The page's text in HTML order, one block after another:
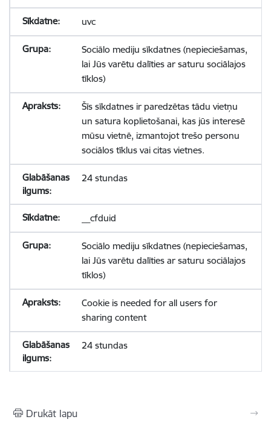
uvc
Sociālo mediju sīkdatnes (nepieciešamas,
lai Jūs varētu dalīties ar saturu sociālajos
tīklos)
Šīs sīkdatnes ir paredzētas tādu vietņu
un satura koplietošanai, kas jūs interesē
mūsu vietnē, izmantojot trešo personu
sociālos tīklus vai citas vietnes.
24 stundas
__cfduid
Sociālo mediju sīkdatnes (nepieciešamas,
lai Jūs varētu dalīties ar saturu sociālajos
tīklos)
Cookie is needed for all users for
sharing content
24 stundas
Drukāt lapu